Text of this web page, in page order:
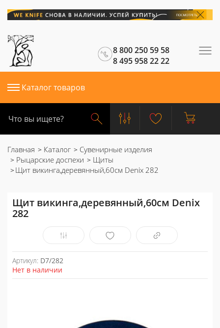
8 800 250 59 58
8 495 958 22 22
Каталог товаров
Главная Каталог
Сувенирные изделия
Рыцарские доспехи
Щиты
Щит викинга,деревянный,60см Denix 282
Щит викинга,деревянный,60см Denix
282
Артикул: D7/282
Нет в наличии